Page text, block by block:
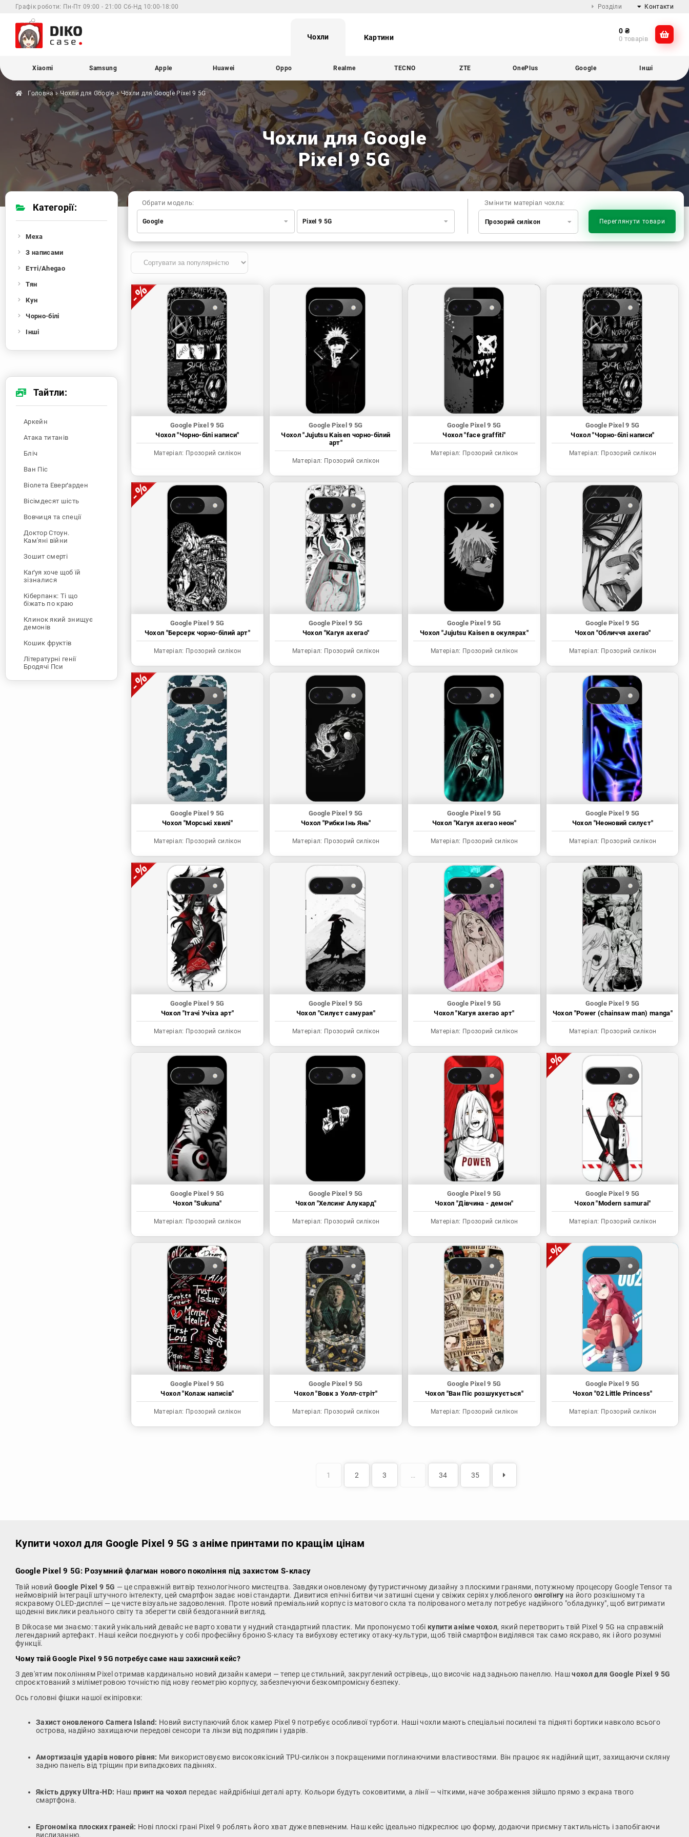
Графік роботи: Пн-Пт 09:00 - 21:00 Сб-Нд 10:00-18:00 Розділи Контакти
@dikocase
Чохли Картини
0 ₴
0 товарів
Xiaomi Samsung Apple Huawei Oppo Realme TECNO ZTE OnePlus Google Інші
Головна Чохли для Google Чохли для GooglePixel 9 5G
Чохли для Google
Pixel 9 5G
Змінити матеріал чохла:
Прозорий силікон Переглянути товари
Обрати модель:
Google
Samsung
Huawei
Realme
TECNO
OnePlus
Google
Infinix
Sony
Motorola
Pixel 9 5G
Google Pixel 9 5G
Чохол "Чорно-білі написи"
Матеріал: Прозорий силікон
Google Pixel 9 5G
Чохол "Jujutsu Kaisen чорно-білий
арт"
Матеріал: Прозорий силікон
Google Pixel 9 5G
Чохол "face graffiti"
Матеріал: Прозорий силікон
Google Pixel 9 5G
Чохол "Чорно-білі написи"
Матеріал: Прозорий силікон
Google Pixel 9 5G
Чохол "Берсерк чорно-білий арт"
Матеріал: Прозорий силікон
Google Pixel 9 5G
Чохол "Кагуя ахегао"
Матеріал: Прозорий силікон
Google Pixel 9 5G
Чохол "Jujutsu Kaisen в окулярах"
Матеріал: Прозорий силікон
Google Pixel 9 5G
Чохол "Обличчя ахегао"
Матеріал: Прозорий силікон
Google Pixel 9 5G
Чохол "Морські хвилі"
Матеріал: Прозорий силікон
Google Pixel 9 5G
Чохол "Рибки Інь Янь"
Матеріал: Прозорий силікон
Google Pixel 9 5G
Чохол "Кагуя ахегао неон"
Матеріал: Прозорий силікон
Google Pixel 9 5G
Чохол "Неоновий силуєт"
Матеріал: Прозорий силікон
Google Pixel 9 5G
Чохол "Ітачі Учіха арт"
Матеріал: Прозорий силікон
Google Pixel 9 5G
Чохол "Силуєт самурая"
Матеріал: Прозорий силікон
Google Pixel 9 5G
Чохол "Кагуя ахегао арт"
Матеріал: Прозорий силікон
Google Pixel 9 5G
Чохол "Power (chainsaw man) manga"
Матеріал: Прозорий силікон
Google Pixel 9 5G
Чохол "Sukuna"
Матеріал: Прозорий силікон
Google Pixel 9 5G
Чохол "Хелсинг Алукард"
Матеріал: Прозорий силікон
Google Pixel 9 5G
Чохол "Дівчина - демон"
Матеріал: Прозорий силікон
Google Pixel 9 5G
Чохол "Modern samurai"
Матеріал: Прозорий силікон
Google Pixel 9 5G
Чохол "Колаж написів"
Матеріал: Прозорий силікон
Google Pixel 9 5G
Чохол "Вовк з Уолл-стріт"
Матеріал: Прозорий силікон
Google Pixel 9 5G
Чохол "Ван Піс розшукується"
Матеріал: Прозорий силікон
Google Pixel 9 5G
Чохол "02 Little Princess"
Матеріал: Прозорий силікон
1 2 3 … 34 35
Категорії:
Меха
З написами
Етті/Ahegao
Тян
Кун
Чорно-білі
Інші
Тайтли:
Аркейн
Атака титанів
Бліч
Ван Піс
Віолета Еверґарден
Вісімдесят шість
Вовчиця та спеції
Доктор Стоун.
Кам'яні війни
Зошит смерті
Каґуя хоче щоб їй
зізналися
Кіберпанк: Ті що
біжать по краю
Клинок який знищує
демонів
Кошик фруктів
Літературні генії
Бродячі Пси
Людина-бензопила
Купити чохол для Google Pixel 9 5G з аніме принтами по кращім цінам
Google Pixel 9 5G: Розумний флагман нового покоління під захистом S-класу
Твій новий Google Pixel 9 5G — це справжній витвір технологічного мистецтва. Завдяки оновленому футуристичному дизайну з плоскими гранями, потужному процесору Google Tensor та
неймовірній інтеграції штучного інтелекту, цей смартфон задає нові стандарти. Дивитися епічні битви чи затишні сцени у свіжих серіях улюбленого онгоїнгу на його розкішному та
яскравому OLED-дисплеї — це чисте візуальне задоволення. Проте новий преміальний корпус із матового скла та полірованого металу потребує надійного "обладунку", щоб витримати
щоденні виклики реального світу та зберегти свій бездоганний вигляд.
В Dikocase ми знаємо: такий унікальний девайс не варто ховати у нудний стандартний пластик. Ми пропонуємо тобі купити аніме чохол, який перетворить твій Pixel 9 5G на справжній
легендарний артефакт. Наші кейси поєднують у собі професійну броню S-класу та вибухову естетику отаку-культури, щоб твій смартфон виділявся так само яскраво, як і його розумні
функції.
Чому твій Google Pixel 9 5G потребує саме наш захисний кейс?
З дев'ятим поколінням Pixel отримав кардинально новий дизайн камери — тепер це стильний, закруглений острівець, що височіє над задньою панеллю. Нашчохол для Google Pixel 9 5G
спроєктований з міліметровою точністю під нову геометрію корпусу, забезпечуючи безкомпромісну безпеку.
Ось головні фішки нашої екіпіровки:
Захист оновленого Camera Island: Новий виступаючий блок камер Pixel 9 потребує особливої турботи. Наші чохли мають спеціальні посилені та підняті бортики навколо всього
острова, надійно захищаючи передові сенсори та лінзи від подряпин і ударів.
Амортизація ударів нового рівня: Ми використовуємо високоякісний TPU-силікон з покращеними поглинаючими властивостями. Він працює як надійний щит, захищаючи скляну
задню панель від тріщин при випадкових падіннях.
Якість друку Ultra-HD: Нашпринт на чохол передає найдрібніші деталі арту. Кольори будуть соковитими, а лінії — чіткими, наче зображення зійшло прямо з екрана твого
смартфона.
Ергономіка плоских граней: Нові плоскі грані Pixel 9 роблять його хват дуже впевненим. Наш кейс ідеально підкреслює цю форму, додаючи приємну тактильність і запобігаючи
вислизанню.